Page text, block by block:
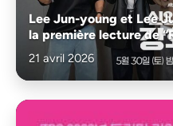
Lee Jun-young et Lee
la première lecture de
21 avril 2026